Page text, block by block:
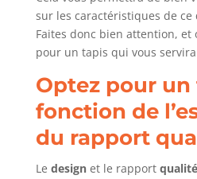
sur les caractéristiques de ce
Faites donc bien attention, et
pour un tapis qui vous
Optez pour un
fonction de
du rapport
Le designet le rapport